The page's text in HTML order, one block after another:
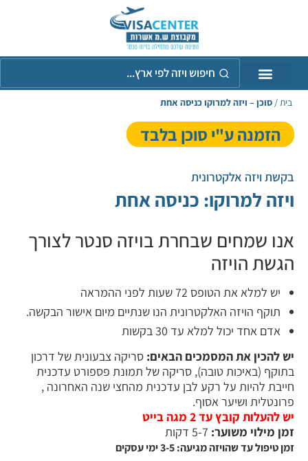
חיפוש
ויזה
לפי
בית/ סוכן – ויזה למרוקו כניסה אחת
הזמנה ע"י סוכן בלבד
בקשת ויזה אלקטרונית
ויזה למרוקו: כניסה אחת
אנו שמחים שבחרת בויזה סנטר לצורך
הגשת הויזה
יש למלא את הטופס 72 שעות לפני ההמראה
תוקף הויזה האלקטרונית הנו שנתיים מיום אישור הבקשה.
אדם אחד יכול למלא עד 30 בקשות
יש להכין את המסמכים הבאים: סריקה צבעונית של דרכון
בתוקף (באיכות טובה), סריקה של תמונת פספורט עדכנית
חייבת להיות על רקע לבן עדכנית מהחצי שנה האחרונה ,
פרונטלית ושיער אסוף.
יש להעלות קובץ עד 2 מגה בייט
זמן מילוי משוער: 5-7 דקות
זמן טיפול עד שהויזה מגיעה: 3-5 ימי עסקים